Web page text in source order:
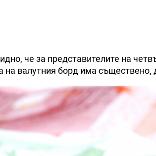
че за представителите на
на валутния борд има съществено,